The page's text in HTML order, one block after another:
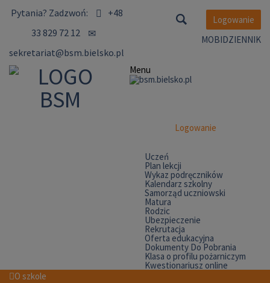
Pytania? Zadzwoń:
+48
33 829 72 12
sekretariat@bsm.bielsko.pl
Logowanie
MOBIDZIENNIK
Menu
Logowanie
Uczeń
Plan lekcji
Wykaz podręczników
Kalendarz szkolny
Samorząd uczniowski
Matura
Rodzic
Ubezpieczenie
Rekrutacja
Oferta edukacyjna
Dokumenty Do Pobrania
Klasa o profilu pożarniczym
Kwestionariusz online
O szkole